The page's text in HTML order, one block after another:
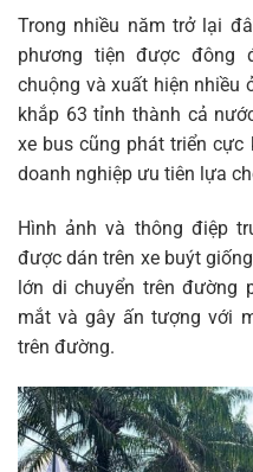
Trong nhiều năm trở lại
phương tiện được đông
chuộng và xuất hiện nhiều
khắp 63 tỉnh thành cả
xe bus cũng phát triển
doanh nghiệp ưu tiên lựa
Hình ảnh và thông điệp
được dán trên xe buýt
lớn di chuyển trên đường
mắt và gây ấn tượng với
trên đường.